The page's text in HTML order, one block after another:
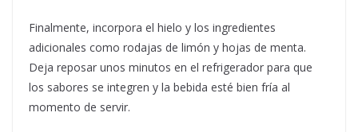
Finalmente, incorpora el hielo y los ingredientes
adicionales como rodajas de limón y hojas de menta.
Deja reposar unos minutos en el refrigerador para que
los sabores se integren y la bebida esté bien fría al
momento de servir.